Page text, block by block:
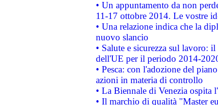
• Un appuntamento da non
11-17 ottobre 2014. Le vostre
• Una relazione indica che la
nuovo slancio
• Salute e sicurezza sul lavoro:
dell'UE per il periodo 2014-
• Pesca: con l'adozione del
azioni in materia di controllo
• La Biennale di Venezia ospita
• Il marchio di qualità "Master